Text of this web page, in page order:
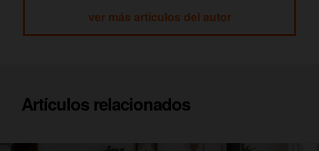
ver más artículos del autor
Artículos relacionados